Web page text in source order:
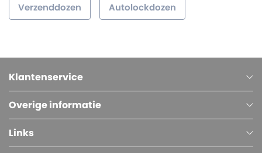
Verzenddozen Autolockdozen
Klantenservice
Overige informatie
Links